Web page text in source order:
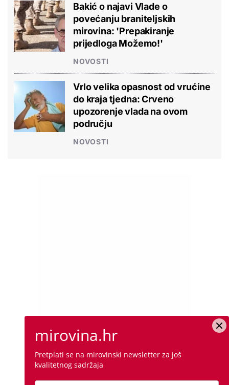
Bakić o najavi Vlade o
povećanju braniteljskih
mirovina: 'Prepakiranje
prijedloga Možemo!'
NOVOSTI
Vrlo velika opasnost od vrućine
do kraja tjedna: Crveno
upozorenje vlada na ovom
području
NOVOSTI
mirovina.hr
Pretplati se na mirovinski newsletter za još
kvalitetnog sadržaja